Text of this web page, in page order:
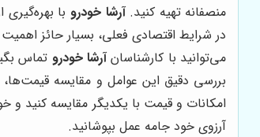
منصفانه تهیه کنید.آرشا خودرو با
در شرایط اقتصادی فعلی، بسیار حائز
می‌توانید با کارشناسانآرشا خودرو تماس
بررسی دقیق این عوامل و مقایسه قیمت‌ها،
امکانات و قیمت با یکدیگر مقایسه کنید و
آرزوی خود جامه عمل بپوشانید.